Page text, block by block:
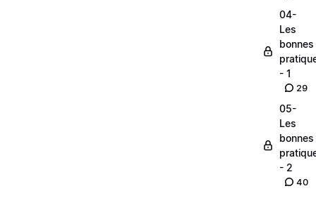
04-
Les
bonnes
- 1
29
05-
Les
bonnes
- 2
40